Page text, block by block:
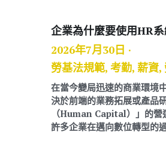
企業為什麼要使用HR
2026年7月30日 ·
勞基法規範, 考勤, 薪資,
在當今變局迅速的商業環境
決於前端的業務拓展或產品
（Human Capital）」的營
許多企業在邁向數位轉型的